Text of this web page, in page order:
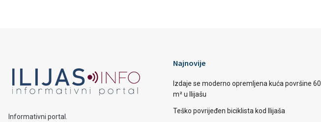
Informativni portal.
Najnovije
Izdaje se moderno opremljena kuća površine 60
m² u Ilijašu
Teško povrijeđen biciklista kod Ilijaša